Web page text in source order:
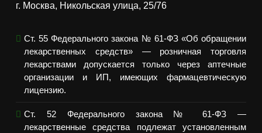
г. Москва, Никольская улица, 25/76
Ст. 55 Федерального закона № 61-ФЗ «Об обращении
лекарственных средств» — розничная торговля
лекарствами допускается только через аптечные
организации и ИП, имеющих фармацевтическую
лицензию.
Ст. 52 Федерального закона № 61-ФЗ —
лекарственные средства подлежат установленным